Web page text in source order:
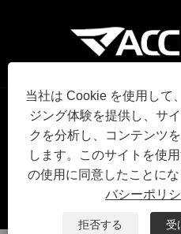
当社は Cookie を使用して
ジング体験を提供し、サ
クを分析し、コンテンツ
します。このサイトを使
の使用に同意したことにな
バシーポリ
拒否する 受
Links Sitemap
著作権 2024 © Zhejiang